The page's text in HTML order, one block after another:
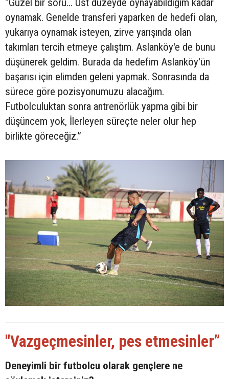
“Güzel bir soru... Üst düzeyde oynayabildiğim kadar
oynamak. Genelde transferi yaparken de hedefi olan,
yukarıya oynamak isteyen, zirve yarışında olan
takımları tercih etmeye çalıştım. Aslanköy'e de bunu
düşünerek geldim. Burada da hedefim Aslanköy'ün
başarısı için elimden geleni yapmak. Sonrasında da
sürece göre pozisyonumuzu alacağım.
Futbolculuktan sonra antrenörlük yapma gibi bir
düşüncem yok, İlerleyen süreçte neler olur hep
birlikte göreceğiz.”
"Vazgeçmesinler, pes etmesinler”
Deneyimli bir futbolcu olarak gençlere ne